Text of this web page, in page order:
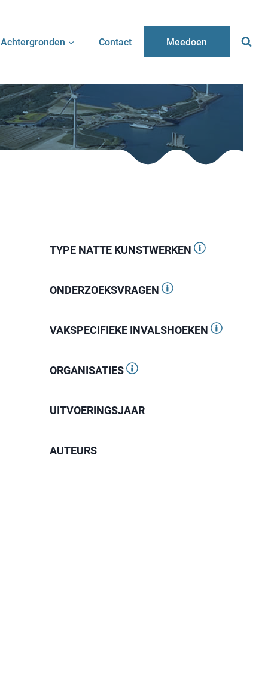
Achtergronden Contact Meedoen
TYPE NATTE KUNSTWERKEN
ONDERZOEKSVRAGEN
VAKSPECIFIEKE INVALSHOEKEN
ORGANISATIES
UITVOERINGSJAAR
AUTEURS